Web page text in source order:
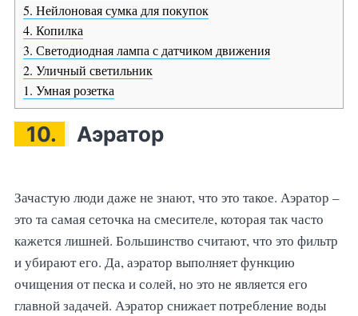
5. Нейлоновая сумка для покупок
4. Копилка
3. Светодиодная лампа с датчиком движения
2. Уличный светильник
1. Умная розетка
10. Аэратор
Зачастую люди даже не знают, что это такое. Аэратор –
это та самая сеточка на смесителе, которая так часто
кажется лишней. Большинство считают, что это фильтр
и убирают его. Да, аэратор выполняет функцию
очищения от песка и солей, но это не является его
главной задачей. Аэратор снижает потребление воды